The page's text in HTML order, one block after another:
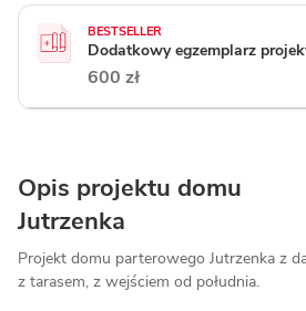
BESTSELLER
Dodatkowy egzemplarz
600 zł
Opis projektu domu
Jutrzenka
Projekt domu parterowego Jutrzenka z
z tarasem, z wejściem od południa.